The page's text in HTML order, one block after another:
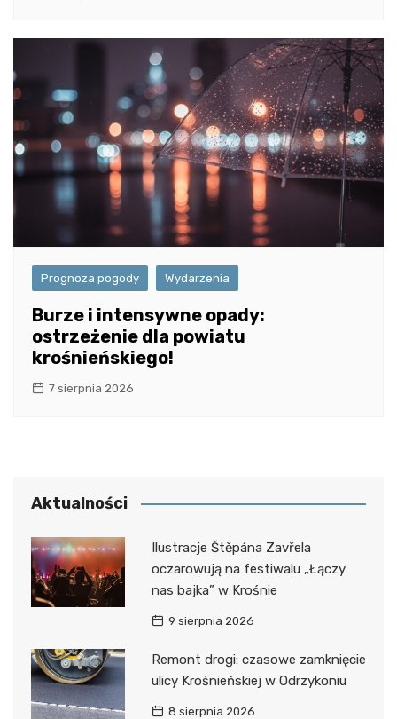
Prognoza pogody Wydarzenia
Burze i intensywne opady:
ostrzeżenie dla powiatu
krośnieńskiego!
7 sierpnia 2026
Aktualności
Ilustracje Štěpána Zavřela
oczarowują na festiwalu „Łączy
nas bajka” w Krośnie
9 sierpnia 2026
Remont drogi: czasowe zamknięcie
ulicy Krośnieńskiej w Odrzykoniu
8 sierpnia 2026